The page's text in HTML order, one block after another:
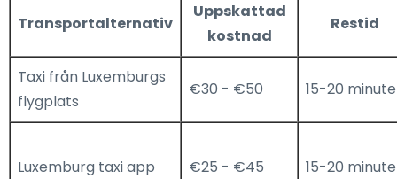
Transportalternativ
Uppskattad
kostnad
Restid
Taxi från Luxemburgs
flygplats
€30 - €50 15-20
Luxemburg taxi app €25 - €45 15-20